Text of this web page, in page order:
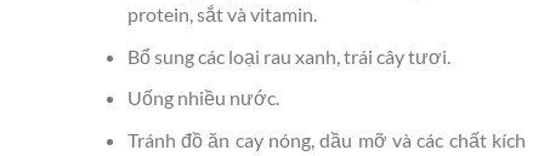
protein, sắt và vitamin.
Bổ sung các loại rau xanh, trái cây tươi.
Uống nhiều nước.
Tránh đồ ăn cay nóng, dầu mỡ và các chất kích